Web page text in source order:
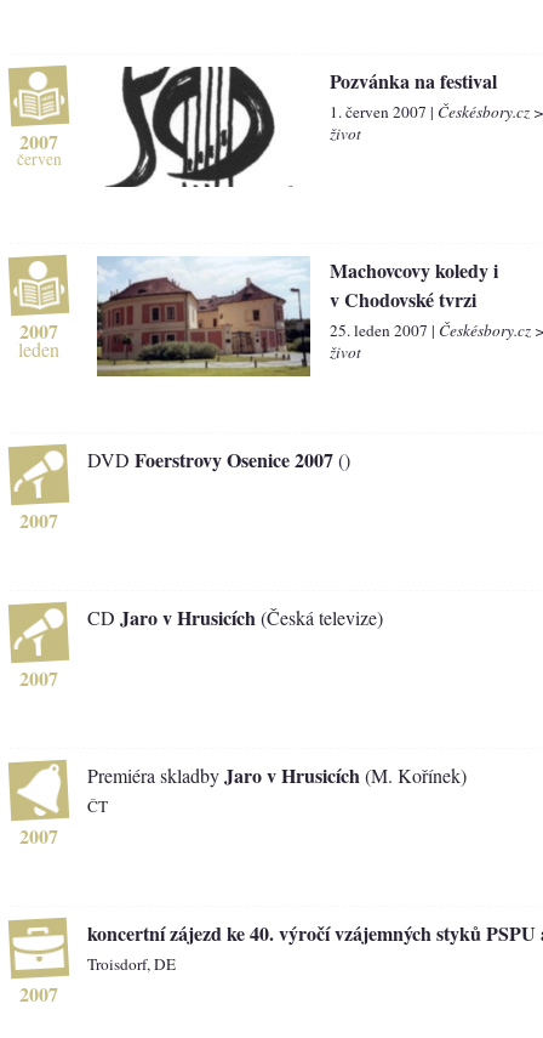
2007
červen
Pozvánka na festival
1. červen 2007 | Českésbory.cz
život
2007
leden
Machovcovy koledy i
v Chodovské tvrzi
25. leden 2007 | Českésbory.cz
život
2007
DVD Foerstrovy Osenice 2007()
2007
CD Jaro v Hrusicích (Česká televize)
2007
Premiéra skladbyJaro v Hrusicích (M. Kořínek)
ČT
2007
koncertní zájezd ke 40. výročí vzájemných styků
Troisdorf, DE